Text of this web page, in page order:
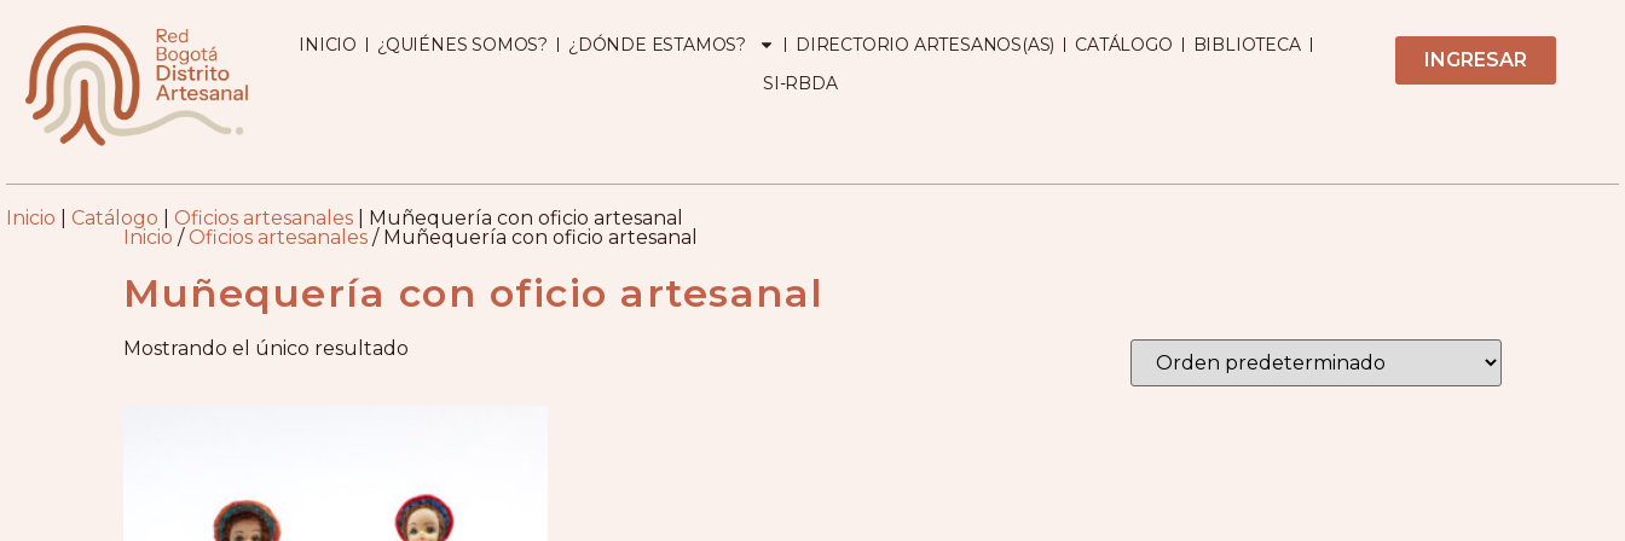
INICIO ¿QUIÉNES SOMOS? ¿DÓNDE ESTAMOS? DIRECTORIO ARTESANOS(AS) CATÁLOGO
BIBLIOTECA
SI-RBDA
INGRESAR
Inicio Catálogo Oficios artesanales
Muñequería con oficio artesanal
Inicio / Oficios artesanales / Muñequería con oficio artesanal
Muñequería con oficio artesanal
Mostrando el único resultado